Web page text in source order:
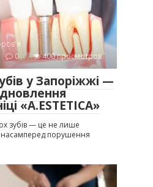
0
400 просмотров
у Запоріжжі —
«A.ESTETICA»
зубів — це не лише
порушення